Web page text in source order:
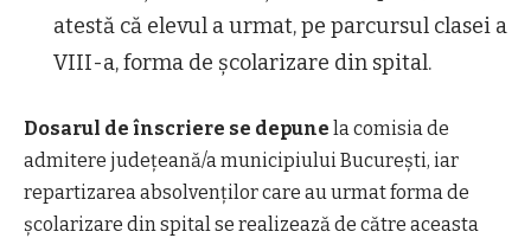
atestă că elevul a urmat, pe parcursul clasei a
VIII-a, forma de școlarizare din spital.
Dosarul de înscriere se depune la comisia de
admitere județeană/a municipiului București, iar
repartizarea absolvenților care au urmat forma de
școlarizare din spital se realizează de către aceasta